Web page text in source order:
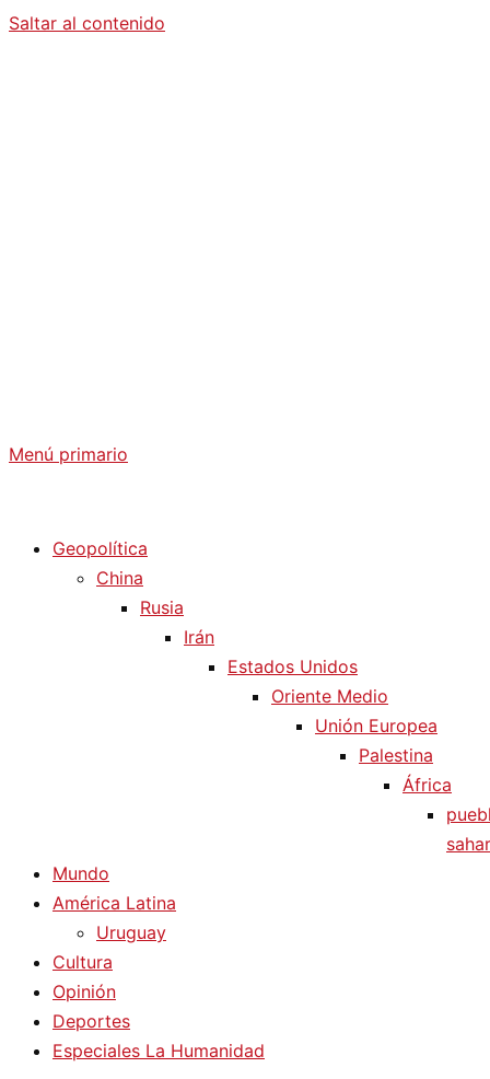
Saltar al contenido
Menú primario
Geopolítica
China
Rusia
Irán
Estados Unidos
Oriente Medio
Unión Europea
Palestina
África
Mundo
América Latina
Uruguay
Cultura
Opinión
Deportes
Especiales La Humanidad